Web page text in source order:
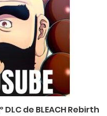
de BLEACH Rebirth